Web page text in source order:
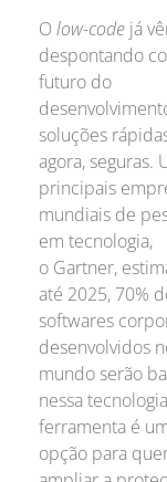
Olow-code já
despontando
futuro do
soluções
agora, seguras.
principais
mundiais de
em tecnologia,
o Gartner,
até 2025, 70%
softwares
desenvolvidos
mundo serão
nessa
ferramenta é
opção para